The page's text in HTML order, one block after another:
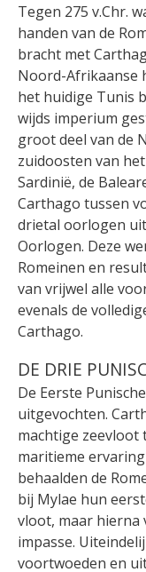
Tegen 275 v.Chr.
handen van de
bracht met
Noord-Afrikaanse
het huidige Tunis
wijds imperium
groot deel van de
zuidoosten van
Sardinië, de
Carthago tussen
drietal oorlogen
Oorlogen. Deze
Romeinen en
van vrijwel alle
evenals de
Carthago.
DE DRIE
De Eerste
uitgevochten.
machtige zeevloot
maritieme
behaalden de
bij Mylae hun
vloot, maar hierna
impasse.
voortwoeden en